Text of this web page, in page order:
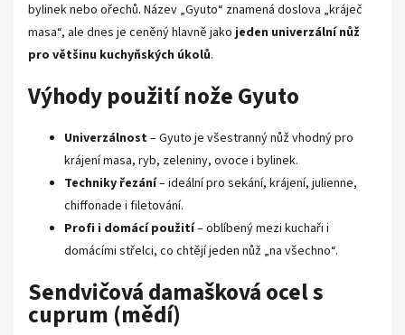
bylinek nebo ořechů. Název „Gyuto“ znamená doslova „kráječ
masa“, ale dnes je ceněný hlavně jakojeden univerzální nůž
pro většinu kuchyňských úkolů.
Výhody použití nože Gyuto
Univerzálnost– Gyuto je všestranný nůž vhodný pro
krájení masa, ryb, zeleniny, ovoce i bylinek.
Techniky řezání– ideální pro sekání, krájení, julienne,
chiffonade i filetování.
Profi i domácí použití– oblíbený mezi kuchaři i
domácími střelci, co chtějí jeden nůž „na všechno“.
Sendvičová damašková ocel s
cuprum (mědí)